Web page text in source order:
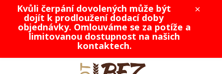
×
Kvůli čerpání dovolených může být
dojít k prodloužení dodací doby
objednávky. Omlouváme se za potíže a
limitovanou dostupnost na našich
kontaktech.